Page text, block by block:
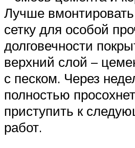
Лучше
сетку для особой
долговечности
верхний слой –
с песком. Через
полностью
приступить к
работ.